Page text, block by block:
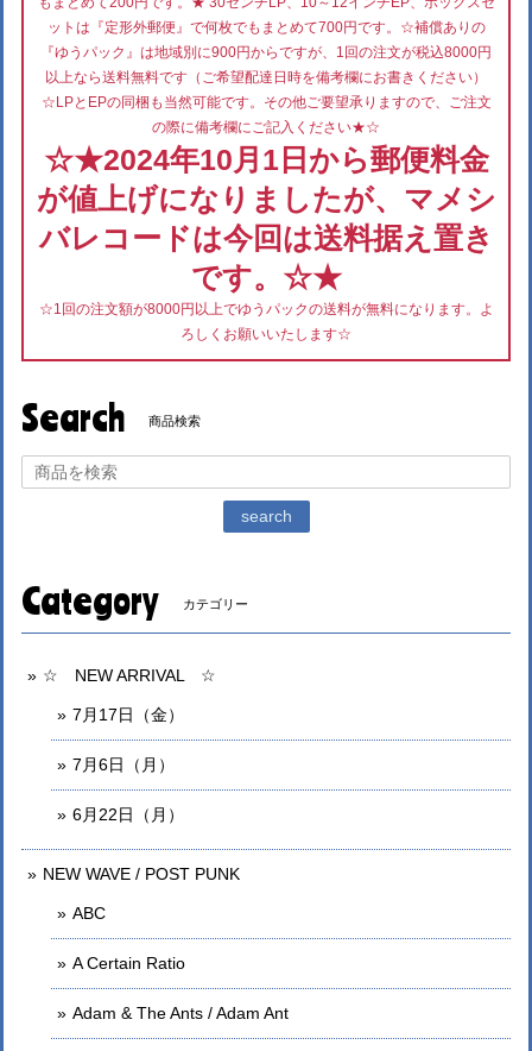
ットは『定形外郵便』で何枚でもまとめて700円です。☆補償ありの
『ゆうパック』は地域別に900円からですが、1回の注文が税込8000円
以上なら送料無料です（ご希望配達日時を備考欄にお書きください）
☆LPとEPの同梱も当然可能です。その他ご要望承りますので、ご注文
の際に備考欄にご記入ください★☆
☆★2024年10月1日から郵便料金
が値上げになりましたが、マメシ
バレコードは今回は送料据え置き
です。☆★
☆1回の注文額が8000円以上でゆうパックの送料が無料になります。よ
ろしくお願いいたします☆
Search 商品検索
search
Category カテゴリー
☆ NEW ARRIVAL ☆
7月17日（金）
7月6日（月）
6月22日（月）
NEW WAVE / POST PUNK
ABC
A Certain Ratio
Adam & The Ants / Adam Ant